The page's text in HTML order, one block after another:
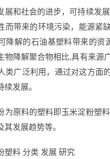
展和社会的进步，可持续发
而带来的环境污染，能源紧
降解的石油基塑料带来的
物降解聚合物相比,具有来源
类广泛利用，通过对这方面
发展。
为原料的塑料即玉米淀粉塑
发展趋势等。
塑料 分类 发展 研究